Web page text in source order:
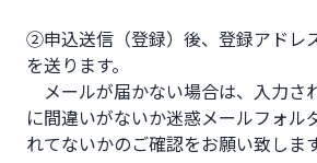
②申込送信（登録）後、登録アドレ
を送ります。
メールが届かない場合は、入力さ
に間違いがないか迷惑メールフォル
れてないかのご確認をお願い致します